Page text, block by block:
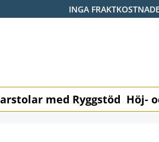
INGA
med Ryggstöd Höj-